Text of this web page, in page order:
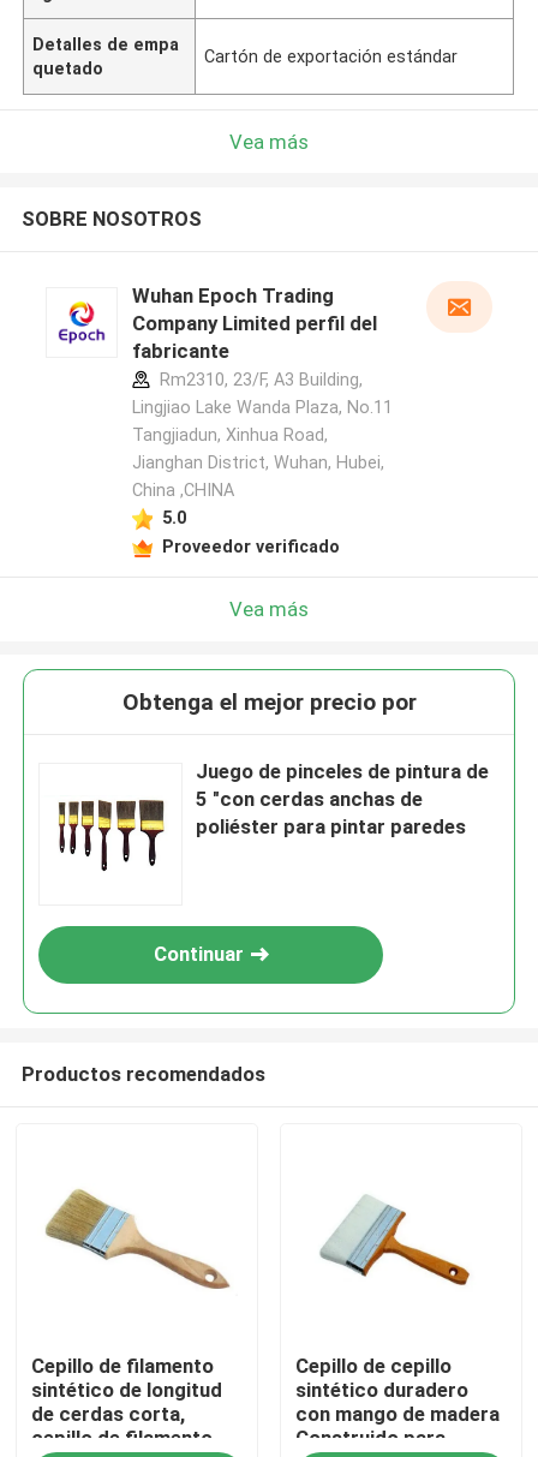
Productos
Sobre nosotros
Detalles de empa
quetado
Cartón de exportación estándar
Vea más
SOBRE NOSOTROS
Wuhan Epoch Trading
Company Limited perfil del
fabricante
Rm2310, 23/F, A3 Building,
Lingjiao Lake Wanda Plaza, No.11
Tangjiadun, Xinhua Road,
Jianghan District, Wuhan, Hubei,
China ,CHINA
5.0
Proveedor verificado
Vea más
Obtenga el mejor precio por
Juego de pinceles de pintura de
5 "con cerdas anchas de
poliéster para pintar paredes
Continuar
Productos recomendados
Cepillo de filamento
sintético de longitud
de cerdas corta,
cepillo de filamento
Cepillo de cepillo
sintético duradero
con mango de madera
Construido para